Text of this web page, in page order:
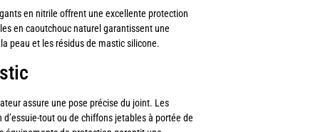
en nitrile offrent une excellente protection
en caoutchouc naturel garantissent une
peau et les résidus de mastic silicone.
assure une pose précise du joint. Les
tout ou de chiffons jetables à portée de